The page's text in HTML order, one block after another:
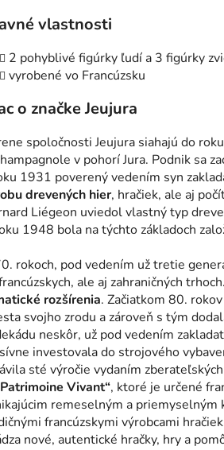
vlastnosti
2 pohyblivé figúrky ľudí a 3 figúrky
vyrobené vo Francúzsku
o značke Jeujura
spoločnosti Jeujura siahajú do
v pohorí Jura. Podnik sa
1931 poverený vedením syn
drevených hier, hračiek, ale aj
Liégeon uviedol vlastný typ
1948 bola na týchto základoch
rokoch, pod vedením už tretie
ale aj zahraničných
rozšírenia. Začiatkom 80.
svojho zrodu a zároveň s tým
neskôr, už pod vedením
investovala do strojového
sté výročie vydaním
Vivant“, ktoré je určené
remeselným a
francúzskymi výrobcami
nové, autentické hračky, hry a